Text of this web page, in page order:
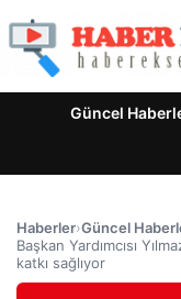
Güncel
Haberler›Güncel
Başkan Yardımcısı
katkı sağlıyor